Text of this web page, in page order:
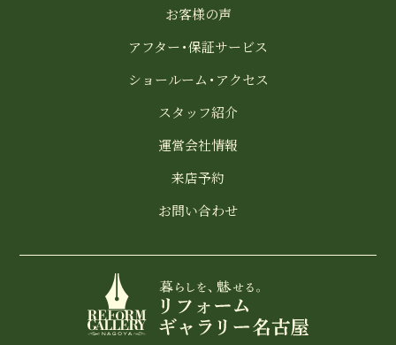
お客様の声
アフター・保証サービス
ショールーム・アクセス
スタッフ紹介
運営会社情報
来店予約
お問い合わせ